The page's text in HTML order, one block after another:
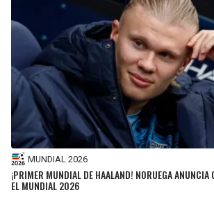
MUNDIAL 2026
¡PRIMER MUNDIAL DE HAALAND! NORUEGA ANUNCIA
EL MUNDIAL 2026